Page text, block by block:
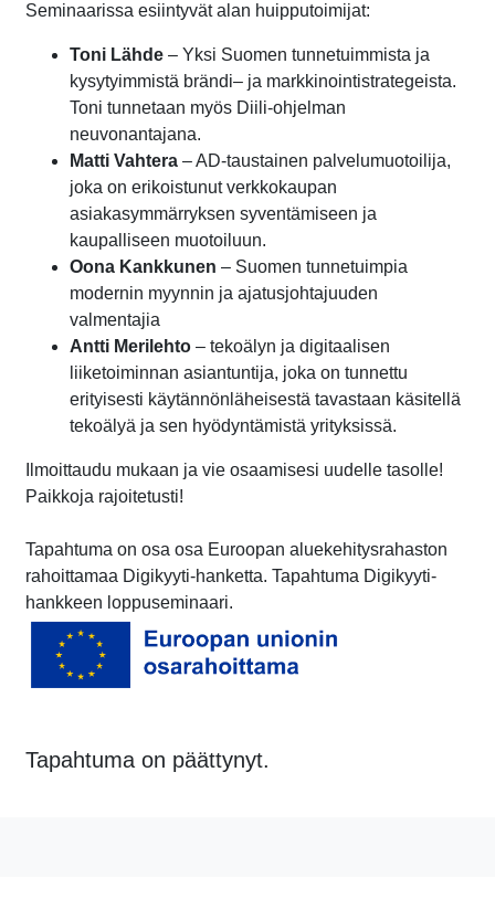
Seminaarissa esiintyvät alan huipputoimijat:
Toni Lähde – Yksi Suomen tunnetuimmista ja
kysytyimmistä brändi– ja markkinointistrategeista.
Toni tunnetaan myös Diili-ohjelman
neuvonantajana.
Matti Vahtera – AD-taustainen palvelumuotoilija,
joka on erikoistunut verkkokaupan
asiakasymmärryksen syventämiseen ja
kaupalliseen muotoiluun.
Oona Kankkunen – Suomen tunnetuimpia
modernin myynnin ja ajatusjohtajuuden
valmentajia
Antti Merilehto – tekoälyn ja digitaalisen
liiketoiminnan asiantuntija, joka on tunnettu
erityisesti käytännönläheisestä tavastaan käsitellä
tekoälyä ja sen hyödyntämistä yrityksissä.
Ilmoittaudu mukaan ja vie osaamisesi uudelle tasolle!
Paikkoja rajoitetusti!
Tapahtuma on osa osa Euroopan aluekehitysrahaston
rahoittamaa Digikyyti-hanketta. Tapahtuma Digikyyti-
hankkeen loppuseminaari.
Tapahtuma on päättynyt.